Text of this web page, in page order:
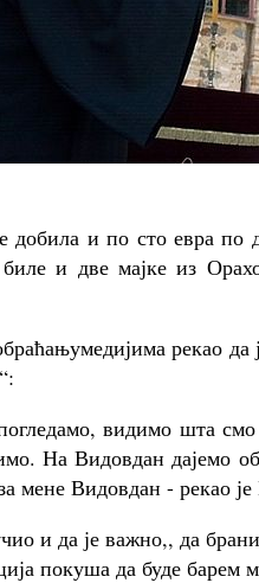
добила и по сто евра
и две мајке из
рекао
видимо шта
На Видовдан дајемо
мене Видовдан - рекао
и да је важно,, да
покуша да буде барем